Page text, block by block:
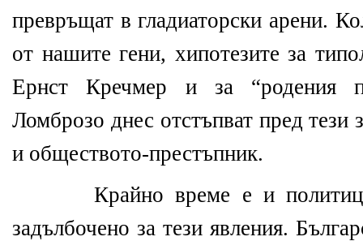
превръщат в гладиаторски арени.
от нашите гени, хипотезите за
Ернст Кречмер и за “родения
Ломброзо днес отстъпват пред тези
и обществото-престъпник.
Крайно време е и
задълбочено за тези явления.